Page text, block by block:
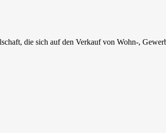
die sich auf den Verkauf von Wohn-,